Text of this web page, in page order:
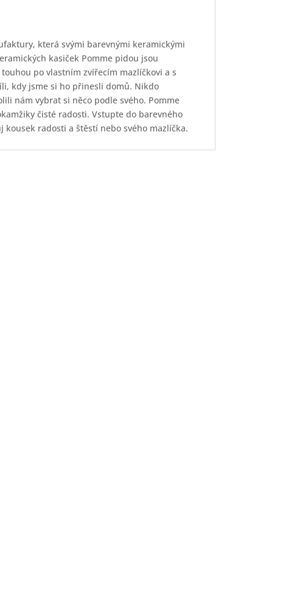
která svými barevnými keramickými
kasiček Pomme pidou jsou
po vlastním zvířecím mazlíčkovi a s
kdy jsme si ho přinesli domů. Nikdo
nám vybrat si něco podle svého. Pomme
čisté radosti. Vstupte do barevného
radosti a štěstí nebo svého mazlíčka.